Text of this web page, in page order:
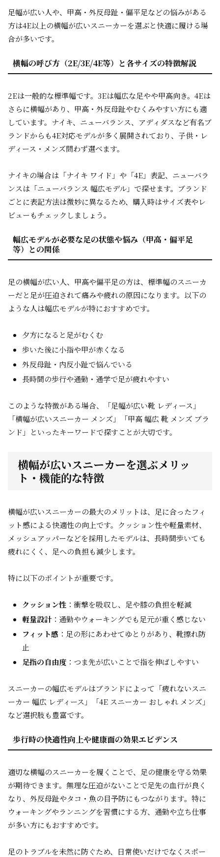
足幅が広い人や、甲高・外反母趾・偏平足などの悩みがある
方は4E以上の横幅が広いスニーカーを選ぶと快適に履ける場
合が多いです。
横幅の呼び方（2E/3E/4E等）と各サイズの特徴解説
2Eは一般的な標準幅です。3Eは幅広な足やや甲高向き。4Eは
さらに横幅があり、甲高・外反母趾やむくみやすい方にも適
しています。ナイキ、ニューバランス、アディダスなど有名ブ
ランドからも4E対応モデルが多く展開されており、子供・レ
ディース・メンズ問わず選べます。
ナイキの場合は「ナイキ ワイド」や「4E」表記、ニューバラ
ンスは「ニューバランス 幅広モデル」で探せます。ブランド
ごとに表記方法は微妙に異なるため、購入時はサイズ表やレ
ビューもチェックしましょう。
幅広モデルが必要な足の状態や悩み（甲高・偏平足
等）との関係
足の横幅が広い人、甲高や偏平足の方は、標準幅のスニーカ
ーだと足が圧迫されて痛みや疲れの原因になります。以下の
ような人は幅広モデルが特におすすめです。
夕方になると足がむくむ
歩いた後に小指や甲が赤くなる
外反母趾・内反小趾で悩んでいる
長時間の歩行や通勤・通学で足が疲れやすい
このような特徴がある場合、「足幅が広い靴 レディース」
「横幅が広いスニーカー メンズ」「甲高 幅広 靴 メンズ ブラ
ンド」といったキーワードで探すことが大切です。
横幅が広いスニーカーを選ぶメリッ
ト・機能的な特徴
横幅が広いスニーカーの最大のメリットは、足に合ったフィ
ット感による快適性の向上です。クッション性や軽量素材、
メッシュアッパーなどを採用したモデルは、長時間歩いても
疲れにくく、足への負担も減少します。
特に以下のポイントが重要です。
クッション性 ：衝撃を吸収し、足や膝の負担を軽減
軽量設計 ：通勤やウォーキングでも足元が重く感じない
フィット感 ：足の形にあわせてゆとりがあり、靴擦れ防
止
足指の自由度 ：つま先が広いことで指を伸ばしやすい
スニーカーの幅広モデルはブランドによって「疲れないスニ
ーカー 幅広 レディース」「4E スニーカー おしゃれ メンズ」
など選択肢も豊富です。
歩行時の快適性向上や健康面の効果エビデンス
適切な横幅のスニーカーを履くことで、足の健康を守る効果
が期待できます。無理な圧迫がないことで足先の血行が良く
なり、外反母趾やタコ・魚の目予防にもつながります。特に
ウォーキングやランニングを習慣にする方、通勤や立ち仕事
が多い方にもおすすめです。
足のトラブルを未然に防ぐため、日常使いだけでなくスポー